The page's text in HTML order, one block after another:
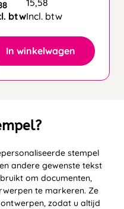
btwIncl. btw
In winkelwagen
stempel
andere gewenste tekst
om documenten,
te markeren. Ze
zodat u altijd